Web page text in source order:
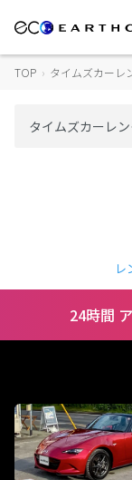
TOP › タイムズカーレ
レ
24時間